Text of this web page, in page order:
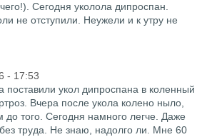
Сегодня уколола дипроспан.
не отступили. Неужели и к утру не
- 17:53
поставили укол дипроспана в коленный
Вчера после укола колено ныло,
до того. Сегодня намного легче. Даже
труда. Не знаю, надолго ли. Мне 60